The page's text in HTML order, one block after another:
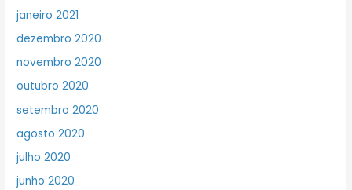
janeiro 2021
dezembro 2020
novembro 2020
outubro 2020
setembro 2020
agosto 2020
julho 2020
junho 2020